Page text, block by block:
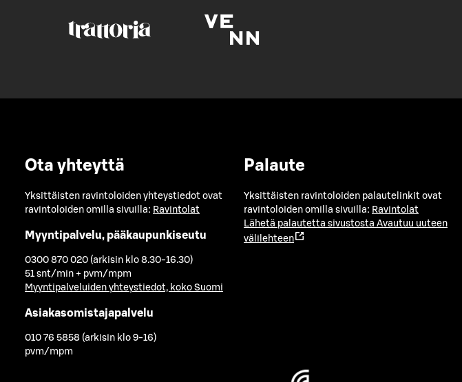
Ota yhteyttä
Yksittäisten ravintoloiden yhteystiedot ovat
ravintoloiden omilla sivuilla: Ravintolat
Myyntipalvelu, pääkaupunkiseutu
0300 870 020 (arkisin klo 8.30-16.30)
51 snt/min + pvm/mpm
Myyntipalveluiden yhteystiedot, koko Suomi
Asiakasomistajapalvelu
010 76 5858 (arkisin klo 9-16)
pvm/mpm
Palaute
Yksittäisten ravintoloiden palautelinkit ovat
ravintoloiden omilla sivuilla: Ravintolat
Lähetä palautetta sivustosta Avautuu uuteen
välilehteen